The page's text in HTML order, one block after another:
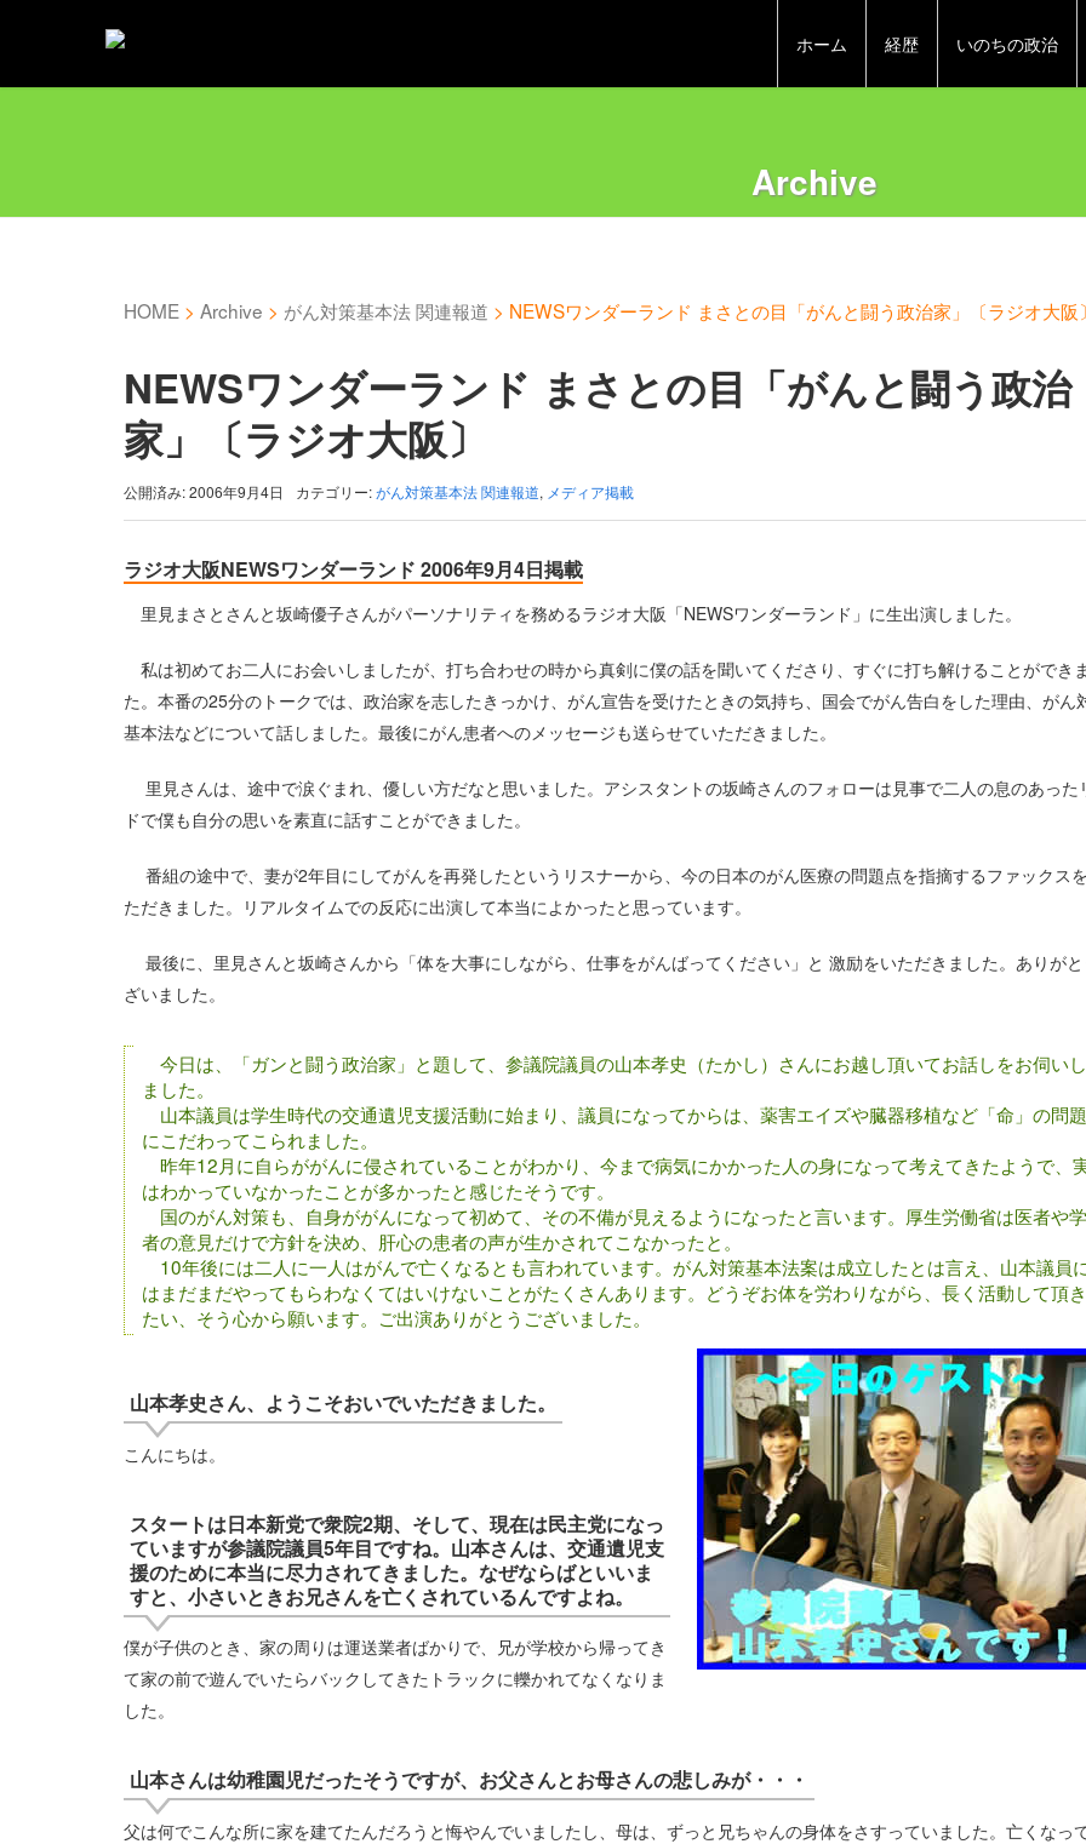
ホーム 経歴 いのちの政治
Archive
HOME > Archive > がん対策基本法 関連報道 > NEWSワンダーランド まさとの目「がんと闘う政治家」〔ラジオ大阪〕
NEWSワンダーランド まさとの目「がんと闘う政治
家」〔ラジオ大阪〕
公開済み: 2006年9月4日 カテゴリー:がん対策基本法 関連報道, メディア掲載
ラジオ大阪NEWSワンダーランド 2006年9月4日掲載
里見まさとさんと坂崎優子さんがパーソナリティを務めるラジオ大阪「NEWSワンダーランド」に生出演しました。
私は初めてお二人にお会いしましたが、打ち合わせの時から真剣に僕の話を聞いてくださり、すぐに打ち解けることができ
た。本番の25分のトークでは、政治家を志したきっかけ、がん宣告を受けたときの気持ち、国会でがん告白をした理由、がん
基本法などについて話しました。最後にがん患者へのメッセージも送らせていただきました。
里見さんは、途中で涙ぐまれ、優しい方だなと思いました。アシスタントの坂崎さんのフォローは見事で二人の息のあった
ドで僕も自分の思いを素直に話すことができました。
番組の途中で、妻が2年目にしてがんを再発したというリスナーから、今の日本のがん医療の問題点を指摘するファックス
ただきました。リアルタイムでの反応に出演して本当によかったと思っています。
最後に、里見さんと坂崎さんから「体を大事にしながら、仕事をがんばってください」と 激励をいただきました。ありが
ざいました。
今日は、「ガンと闘う政治家」と題して、参議院議員の山本孝史（たかし）さんにお越し頂いてお話しをお伺いし
ました。
山本議員は学生時代の交通遺児支援活動に始まり、議員になってからは、薬害エイズや臓器移植など「命」の問題
にこだわってこられました。
昨年12月に自らががんに侵されていることがわかり、今まで病気にかかった人の身になって考えてきたようで、
はわかっていなかったことが多かったと感じたそうです。
国のがん対策も、自身ががんになって初めて、その不備が見えるようになったと言います。厚生労働省は医者や学
者の意見だけで方針を決め、肝心の患者の声が生かされてこなかったと。
10年後には二人に一人はがんで亡くなるとも言われています。がん対策基本法案は成立したとは言え、山本議員
はまだまだやってもらわなくてはいけないことがたくさんあります。どうぞお体を労わりながら、長く活動して頂き
たい、そう心から願います。ご出演ありがとうございました。
山本孝史さん、ようこそおいでいただきました。
こんにちは。
スタートは日本新党で衆院2期、そして、現在は民主党になっ
ていますが参議院議員5年目ですね。山本さんは、交通遺児支
援のために本当に尽力されてきました。なぜならばといいま
すと、小さいときお兄さんを亡くされているんですよね。
僕が子供のとき、家の周りは運送業者ばかりで、兄が学校から帰ってき
て家の前で遊んでいたらバックしてきたトラックに轢かれてなくなりま
した。
山本さんは幼稚園児だったそうですが、お父さんとお母さんの悲しみが・・・
父は何でこんな所に家を建てたんだろうと悔やんでいましたし、母は、ずっと兄ちゃんの身体をさすっていました。亡くなっ